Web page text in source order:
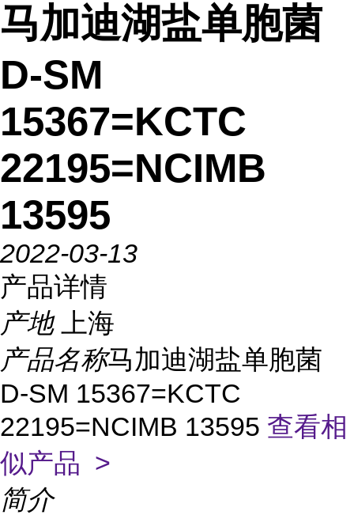
马加迪湖盐单胞菌
D-SM
15367=KCTC
22195=NCIMB
13595
2022-03-13
产品详情
产地
上海
产品名称马加迪湖盐单胞菌
D-SM 15367=KCTC
22195=NCIMB 13595 查看相
似产品 >
简介